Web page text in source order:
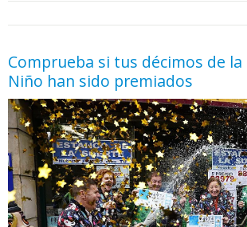
Comprueba si tus décimos de
Niño han sido premiados